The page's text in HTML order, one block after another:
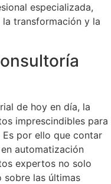
especializada,
transformación y la
de hoy en día, la
imprescindibles para
por ello que contar
automatización
expertos no solo
sobre las últimas